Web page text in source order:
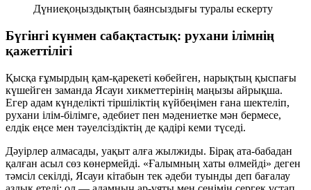
Дүниеқоңыздықтың баянсыздығы туралы ескерту
Бүгінгі күнмен сабақтастық: рухани ілімнің
қажеттілігі
Қысқа ғұмырдың қам-қарекеті көбейген, нарықтың қыспағы
күшейген заманда Ясауи хикметтерінің маңызы айрықша.
Егер адам күнделікті тіршіліктің күйбеңімен ғана шектеліп,
рухани ілім-білімге, әдебиет пен мәдениетке мән бермесе,
елдік еңсе мен тәуелсіздіктің де қадірі кеми түседі.
Дәуірлер алмасады, уақыт алға жылжиды. Бірақ ата-бабадан
қалған асыл сөз көнермейді. «Ғалымның хаты өлмейді» деген
тәмсіл секілді, Ясауи кітабын тек әдеби туынды деп бағалау